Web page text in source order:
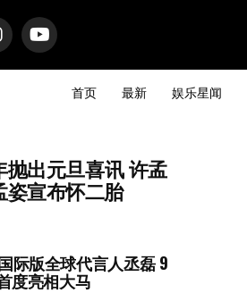
首页 最新 娱乐星闻
抛出元旦喜讯 许孟
姿宣布怀二胎
际版全球代言人丞磊 9
度亮相大马